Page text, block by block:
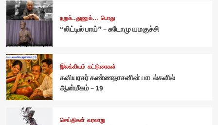
நறுக்..துணுக்... பொது
“லிட்டில் பாய்” – சுடோமு யமகுச்சி
இலக்கியம் கட்டுரைகள்
கவியரசர் கண்ணதாசனின் பாடல்களில்
ஆன்மீகம் – 19
செய்திகள் வரலாறு